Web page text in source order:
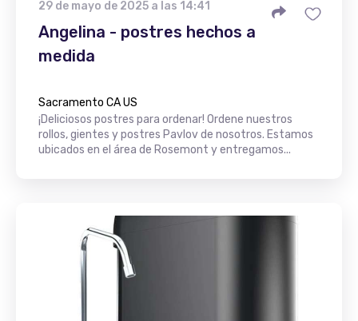
29 de mayo de 2025 a las 14:41
Angelina - postres hechos a
medida
Sacramento CA US
¡Deliciosos postres para ordenar! Ordene nuestros
rollos, gientes y postres Pavlov de nosotros. Estamos
ubicados en el área de Rosemont y entregamos...